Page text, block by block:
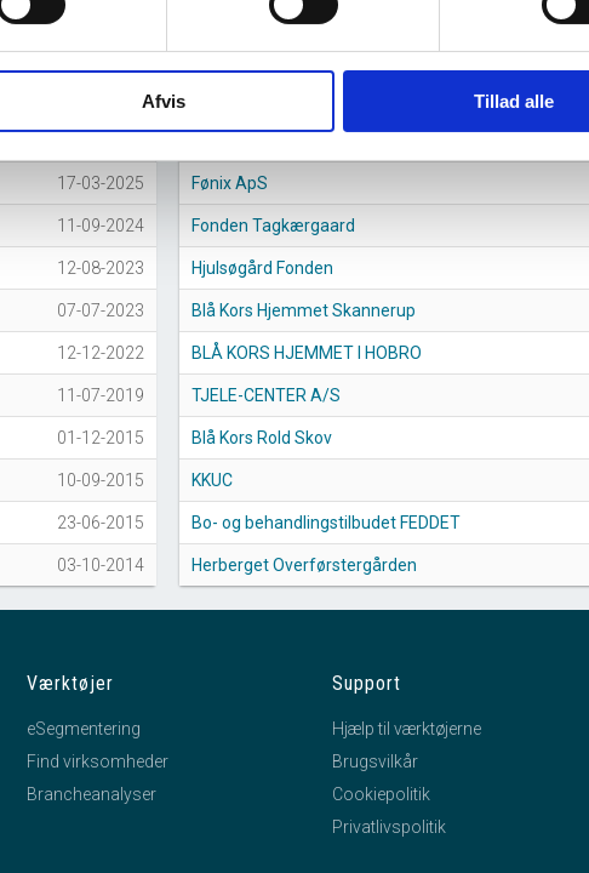
Afvis Tillad alle
2018 2019 2020 2021 2022 2023 2024 2025 2026
17-03-2025
11-09-2024
12-08-2023
07-07-2023
12-12-2022
11-07-2019
01-12-2015
10-09-2015
23-06-2015
03-10-2014
stars Største virksomheder (antal ansatte)
Fønix ApS
Fonden Tagkærgaard
Hjulsøgård Fonden
Blå Kors Hjemmet Skannerup
BLÅ KORS HJEMMET I HOBRO
TJELE-CENTER A/S
Blå Kors Rold Skov
KKUC
Bo- og behandlingstilbudet FEDDET
Herberget Overførstergården
Værktøjer
eSegmentering
Find virksomheder
Brancheanalyser
Support
Hjælp til værktøjerne
Brugsvilkår
Cookiepolitik
Privatlivspolitik